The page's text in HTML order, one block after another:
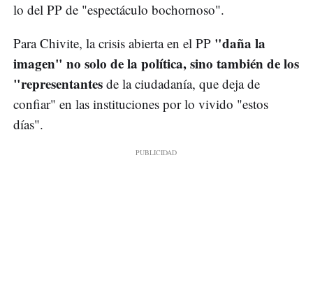
lo del PP de "espectáculo bochornoso".
Para Chivite, la crisis abierta en el PP "daña la
imagen" no solo de la política, sino también de los
"representantes de la ciudadanía, que deja de
confiar" en las instituciones por lo vivido "estos
días".